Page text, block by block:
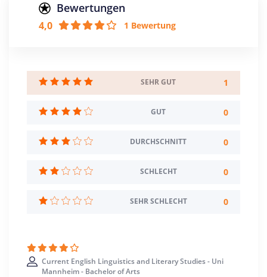
Abschluss
Sprache: Englisch
Creditpoints
180
Regelstudienzeit
Deutsch
Englisch
Wintersemester
Bewertungen
4,0 1 Bewertung
SEHR GUT 1
GUT 0
DURCHSCHNITT 0
SCHLECHT 0
SEHR SCHLECHT 0
Current English Linguistics and Literary Studies - Uni
Mannheim - Bachelor of Arts